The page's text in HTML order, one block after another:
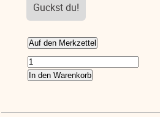
Guckst du!
Auf den Merkzettel
In den Warenkorb